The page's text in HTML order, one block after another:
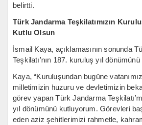
belirtti.
Türk Jandarma Teşkilatımızın
Kutlu Olsun
İsmail Kaya, açıklamasının sonunda
Teşkilatı’nın 187. kuruluş yıl dönümünü
Kaya, “Kuruluşundan bugüne
milletimizin huzuru ve devletimizin
görev yapan Türk Jandarma
yıl dönümünü kutluyorum. Görevleri
eden aziz şehitlerimizi rahmetle,